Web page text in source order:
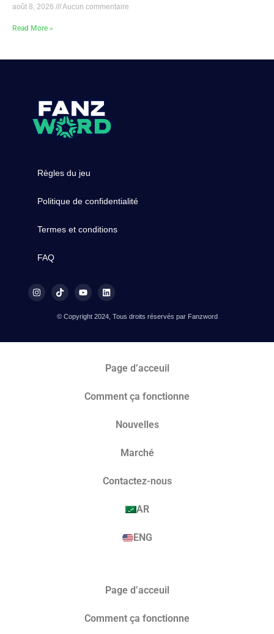
août 8, 2026 Aucun commentaire
Read More »
Règles du jeu
Politique de confidentialité
Termes et conditions
FAQ
© Copyright 2024, Tous droits réservés par Fanzword
Page d’acceuil
Comment ça fonctionne
Nouvelles
Marché​
Contactez-nous
AR
ENG
Page d’acceuil
Comment ça fonctionne